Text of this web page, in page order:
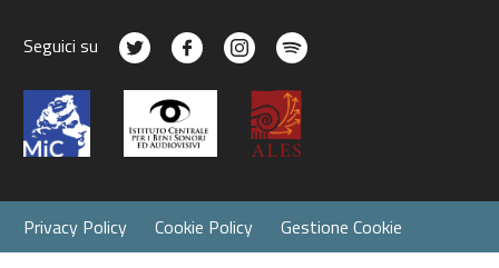
Seguici su
Privacy Policy Cookie Policy Gestione Cookie